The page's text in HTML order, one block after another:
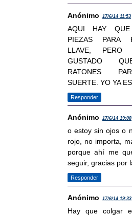
Anónimo 17/6/14 11:53
AQUI HAY
PIEZAS PARA
LLAVE, PERO
GUSTADO
RATONES
SUERTE. YO YA
Responder
Anónimo 17/6/14 19:08
o estoy sin ojos o
rojo, no importa,
porque ahí me
seguir, gracias por
Responder
Anónimo 17/6/14 19:33
Hay que colgar